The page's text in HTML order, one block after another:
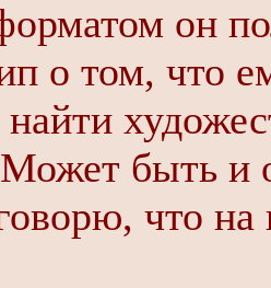
он
о том, что
быть и
что